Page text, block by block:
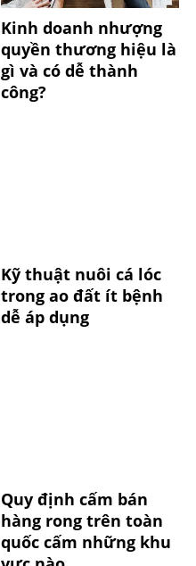
Kinh doanh nhượng
quyền thương hiệu là
gì và có dễ thành
công?
Kỹ thuật nuôi cá lóc
trong ao đất ít bệnh
dễ áp dụng
Quy định cấm bán
hàng rong trên toàn
quốc cấm những khu